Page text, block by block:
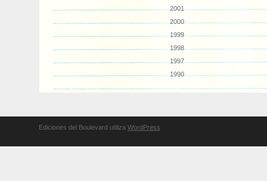
2001
2000
1999
1998
1997
1990
Ediciones del Boulevard utiliza WordPress